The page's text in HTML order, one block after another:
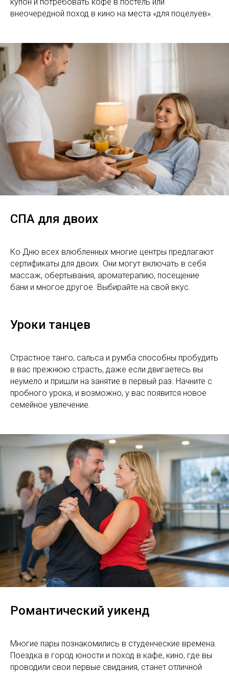
внеочередной поход в кино на места «для поцелуев».
СПА для двоих
Ко Дню всех влюбленных многие центры предлагают
сертификаты для двоих. Они могут включать в себя
массаж, обертывания, ароматерапию, посещение
бани и многое другое. Выбирайте на свой вкус.
Уроки танцев
Страстное танго, сальса и румба способны пробудить
в вас прежнюю страсть, даже если двигаетесь вы
неумело и пришли на занятие в первый раз. Начните с
пробного урока, и возможно, у вас появится новое
семейное увлечение.
Романтический уикенд
Многие пары познакомились в студенческие времена.
Поездка в город юности и поход в кафе, кино, где вы
проводили свои первые свидания, станет отличной